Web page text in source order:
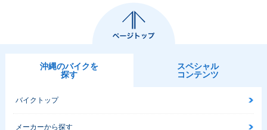
沖縄のバイクを
探す
スペシャル
コンテンツ
バイクトップ
メーカーから探す